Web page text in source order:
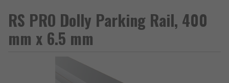
RS PRO Dolly Parking Rail, 400
mm x 6.5 mm